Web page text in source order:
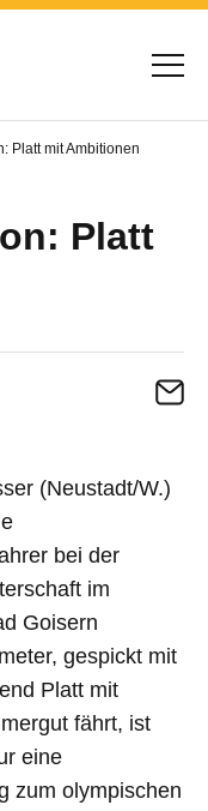
Platt mit Ambitionen
Platt
(Neustadt/W.)
bei der
im
Goisern
gespickt mit
Platt mit
fährt, ist
eine
zum olympischen